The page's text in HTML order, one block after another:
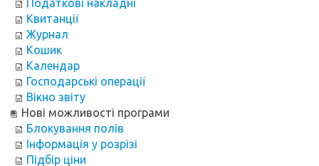
Податкові накладні
Квитанції
Журнал
Кошик
Календар
Господарські операції
Вікно звіту
Нові можливості програми
Блокування полів
Інформація у розрізі
Підбір ціни